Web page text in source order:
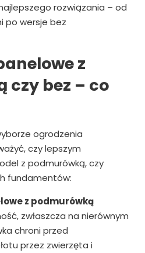
rozwiązania – od
po wersje bez
z
czy bez – co
ogrodzenia
czy lepszym
z podmurówką, czy
fundamentów:
z podmurówką
zwłaszcza na nierównym
chroni przed
przez zwierzęta i